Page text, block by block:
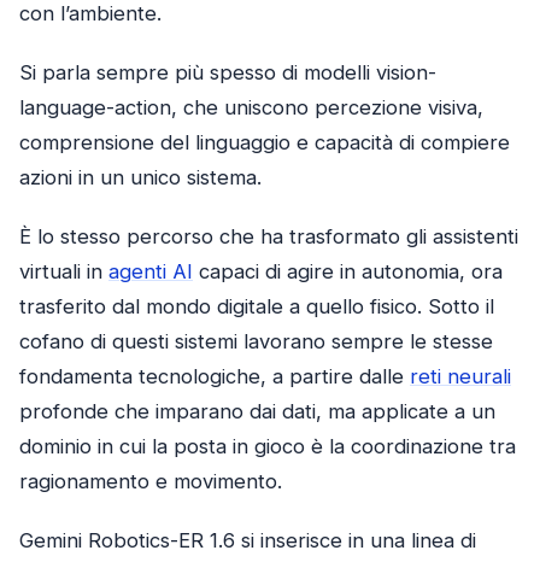
con l’ambiente.
Si parla sempre più spesso di modelli vision-
language-action, che uniscono percezione visiva,
comprensione del linguaggio e capacità di compiere
azioni in un unico sistema.
È lo stesso percorso che ha trasformato gli assistenti
virtuali in agenti AI capaci di agire in autonomia, ora
trasferito dal mondo digitale a quello fisico. Sotto il
cofano di questi sistemi lavorano sempre le stesse
fondamenta tecnologiche, a partire dalle reti neurali
profonde che imparano dai dati, ma applicate a un
dominio in cui la posta in gioco è la coordinazione tra
ragionamento e movimento.
Gemini Robotics-ER 1.6 si inserisce in una linea di